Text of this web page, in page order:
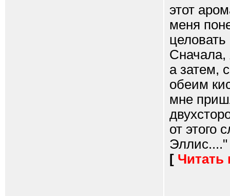
этот
меня
Сначала,
а затем,
обеим
мне
от этого
Эллис...."
[ Читать